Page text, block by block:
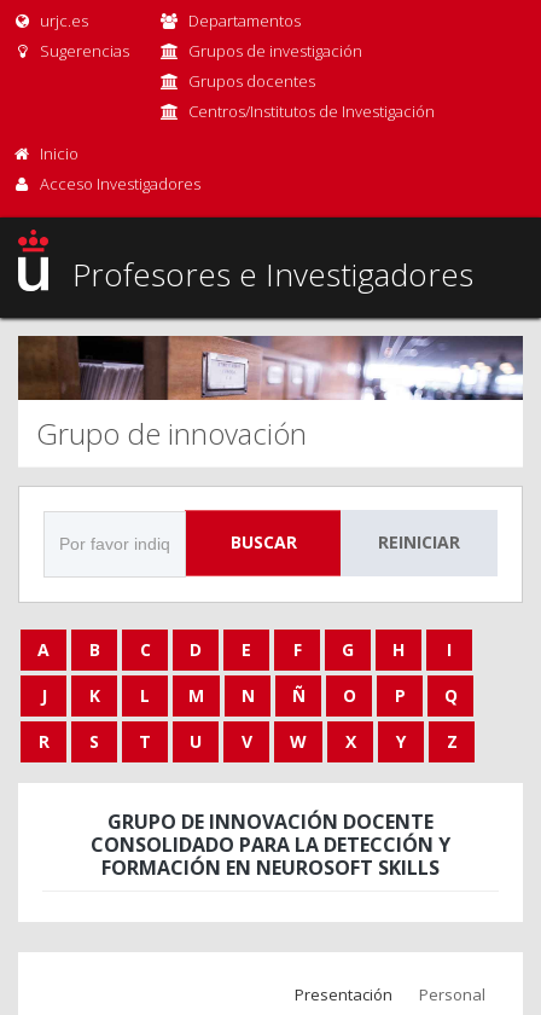
urjc.es
Sugerencias
Departamentos
Grupos de investigación
Grupos docentes
Centros/Institutos de Investigación
Inicio
Acceso Investigadores
Profesores e Investigadores
Grupo de innovación
BUSCAR REINICIAR
A B C D E F G H
I
J
K L M N Ñ O P
Q
R
S T U V W X Y Z
GRUPO DE INNOVACIÓN DOCENTE
CONSOLIDADO PARA LA DETECCIÓN Y
FORMACIÓN EN NEUROSOFT SKILLS
Presentación Personal